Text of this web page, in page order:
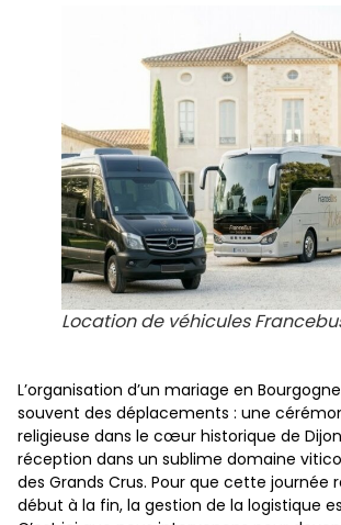
Location de véhicules
L’organisation d’un mariage en
souvent des déplacements : une
religieuse dans le cœur historique de
réception dans un sublime domaine
des Grands Crus. Pour que cette journée
début à la fin, la gestion de la logistique